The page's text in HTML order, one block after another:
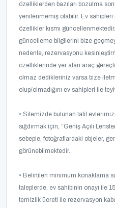
özelliklerden bazıları bozulma
yenilenmemiş olabilir. Ev
özellikler kısmı
güncelleme bilgilerini bize
nedenle, rezervasyonu
özelliklerinde yer alan araç
olmaz dedikleriniz varsa bize
olup/olmadığını ev sahipleri ile
• Sitemizde bulunan tatil
sığdırmak için, “Geniş Açılı
sebeple, fotoğraflardaki objeler,
görünebilmektedir.
• Belirtilen minimum konaklama
taleplerde, ev sahibinin onayı ile
temizlik ücreti ile rezervasyon